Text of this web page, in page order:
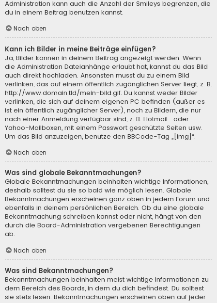
Administration kann auch die Anzahl der Smileys begrenzen, die
du in einem Beitrag benutzen kannst.
Nach oben
Kann ich Bilder in meine Beiträge einfügen?
Ja, Bilder können in deinem Beitrag angezeigt werden. Wenn
die Administration Dateianhänge erlaubt hat, kannst du das Bild
auch direkt hochladen. Ansonsten musst du zu einem Bild
verlinken, das auf einem öffentlich zugänglichen Server liegt, z. B.
http://www.domain.tld/mein-bild.gif. Du kannst weder Bilder
verlinken, die sich auf deinem eigenen PC befinden (außer es
ist ein öffentlich zugänglicher Server), noch zu Bildern, die nur
nach einer Anmeldung verfügbar sind, z. B. Hotmail- oder
Yahoo-Mailboxen, mit einem Passwort geschützte Seiten usw.
Um das Bild anzuzeigen, benutze den BBCode-Tag „[img]“.
Nach oben
Was sind globale Bekanntmachungen?
Globale Bekanntmachungen beinhalten wichtige Informationen,
deshalb solltest du sie so bald wie möglich lesen. Globale
Bekanntmachungen erscheinen ganz oben in jedem Forum und
ebenfalls in deinem persönlichen Bereich. Ob du eine globale
Bekanntmachung schreiben kannst oder nicht, hängt von den
durch die Board-Administration vergebenen Berechtigungen
ab.
Nach oben
Was sind Bekanntmachungen?
Bekanntmachungen beinhalten meist wichtige Informationen zu
dem Bereich des Boards, in dem du dich befindest. Du solltest
sie stets lesen. Bekanntmachungen erscheinen oben auf jeder